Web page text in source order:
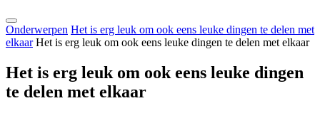
Onderwerpen Het is erg leuk om ook eens leuke dingen te delen met
elkaar Het is erg leuk om ook eens leuke dingen te delen met elkaar
Het is erg leuk om ook eens leuke dingen
te delen met elkaar